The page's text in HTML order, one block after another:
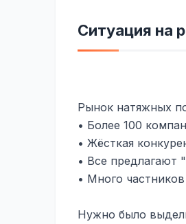
Ситуация на
Рынок натяжных
• Более 100
• Жёсткая
• Все предлагают
• Много
Нужно было